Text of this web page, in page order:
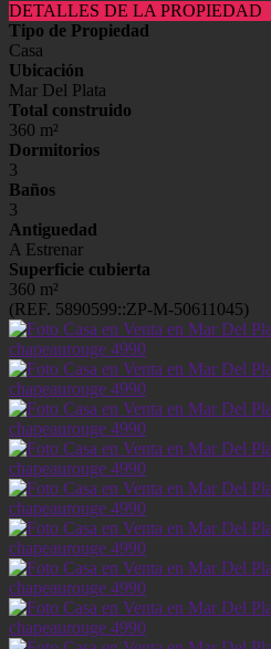
DETALLES DE LA PROPIEDAD
Tipo de Propiedad
Casa
Ubicación
Mar Del Plata
Total construido
360 m²
Dormitorios
3
Baños
3
Antiguedad
A Estrenar
Superficie cubierta
360 m²
(REF. 5890599::ZP-M-50611045)